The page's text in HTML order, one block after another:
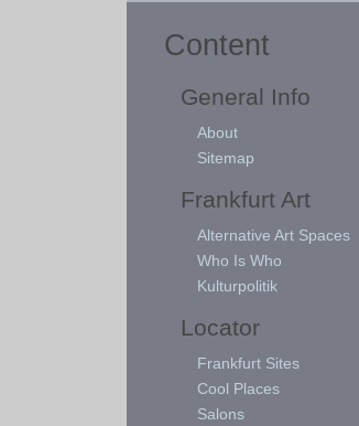
Content
General Info
About
Sitemap
Frankfurt Art
Alternative Art Spaces
Who Is Who
Kulturpolitik
Locator
Frankfurt Sites
Cool Places
Salons